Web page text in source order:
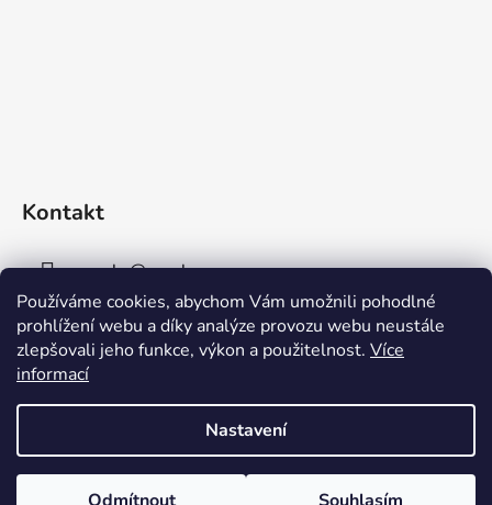
Používáme cookies, abychom Vám umožnili pohodlné
prohlížení webu a díky analýze provozu webu neustále
zlepšovali jeho funkce, výkon a použitelnost. Více
informací
Nastavení
Kontakt
sperky@sperky-nm.cz
+420 737 11 00 33
Vytvořil Shoptet